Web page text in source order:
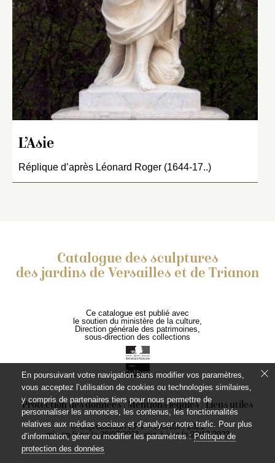
L’Asie
Réplique d’après Léonard Roger (1644-17..)
Catalogue des sculptures
des jardins de Versailles et de Trianon
Ce catalogue est publié avec
le soutien du ministère de la culture,
Direction générale des patrimoines,
sous-direction des collections
Protection des données Mentions légales Liens utiles
© Coproduction EPV – RMNGP, 2021
mis en ligne le 28/07/2021, mis à jour le 28/12/2023
En poursuivant votre navigation sans modifier vos paramètres,
vous acceptez l’utilisation de cookies ou technologies similaires,
y compris de partenaires tiers pour nous permettre de
personnaliser les annonces, les contenus, les fonctionnalités
relatives aux médias sociaux et d’analyser notre trafic. Pour plus
d’information, gérer ou modifier les paramètres :Politique de
protection des données